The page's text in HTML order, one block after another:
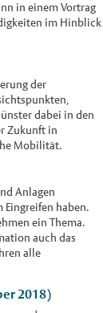
in einem Vortrag
im Hinblick
der
dabei in den
Zukunft in
Mobilität.
Anlagen
haben.
ein Thema.
auch das
alle
2018)